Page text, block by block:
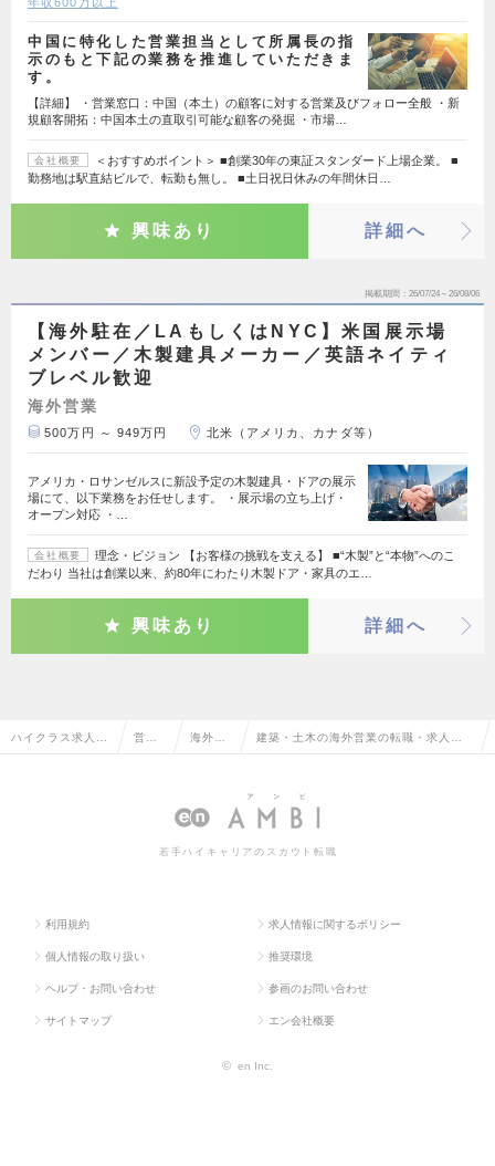
中国に特化した営業担当として所属長の指
示のもと下記の業務を推進していただきま
す。
【詳細】 ・営業窓口：中国（本土）の顧客に対する営業及びフォロー全般 ・新
規顧客開拓：中国本土の直取引可能な顧客の発掘 ・市場…
会社概要
＜おすすめポイント＞ ■創業30年の東証スタンダード上場企業。 ■
勤務地は駅直結ビルで、転勤も無し。 ■土日祝日休みの年間休日…
興味あり 詳細へ
掲載期間 26/07/24～26/08/06
【海外駐在／LAもしくはNYC】米国展示場
メンバー／木製建具メーカー／英語ネイティ
ブレベル歓迎
海外営業
500万円 ～ 949万円 北米（アメリカ、カナダ等）
アメリカ・ロサンゼルスに新設予定の木製建具・ドアの展示
場にて、以下業務をお任せします。 ・展示場の立ち上げ・
オープン対応 ・…
会社概要
理念・ビジョン 【お客様の挑戦を支える】 ■“木製”と“本物”へのこ
だわり 当社は創業以来、約80年にわたり木製ドア・家具のエ…
興味あり 詳細へ
ハイクラス求人T 営業 海外営 建築・土木の海外営業の転職・求人情
若手ハイキャリアのスカウト転職
利用規約 求人情報に関するポリシー
個人情報の取り扱い 推奨環境
ヘルプ・お問い合わせ 参画のお問い合わせ
サイトマップ エン会社概要
© en Inc.